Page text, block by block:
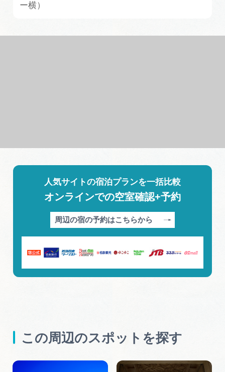
ー横）
人気サイトの宿泊プランを一括比較
オンラインでの空室確認+予約
周辺の宿の予約はこちらから
この周辺のスポットを探す